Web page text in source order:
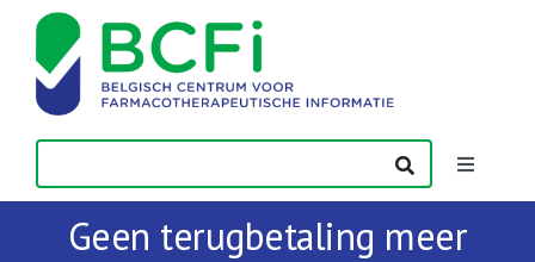
content
Toggle
NieuwsGeen terugbetaling meer